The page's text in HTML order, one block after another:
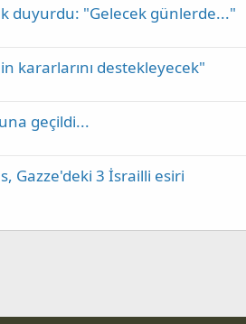
duyurdu: "Gelecek günlerde..."
kararlarını destekleyecek"
geçildi...
Gazze'deki 3 İsrailli esiri